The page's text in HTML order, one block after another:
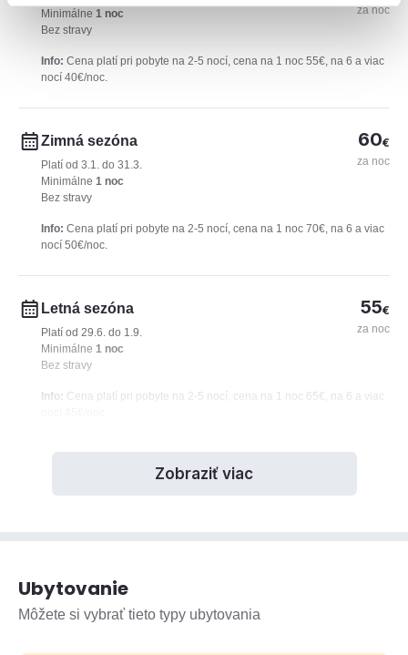
Minimálne 1 noc
Bez stravy
Info: Cena platí pri pobyte na 2-5 nocí, cena na 1 noc 55€, na 6 a viac
nocí 40€/noc.
za noc
Zimná sezóna
Platí od 3.1. do 31.3.
Minimálne 1 noc
Bez stravy
Info: Cena platí pri pobyte na 2-5 nocí, cena na 1 noc 70€, na 6 a viac
nocí 50€/noc.
60€
za noc
Letná sezóna
Platí od 29.6. do 1.9.
Minimálne 1 noc
Bez stravy
Info: Cena platí pri pobyte na 2-5 nocí, cena na 1 noc 65€, na 6 a viac
55€
za noc
Zobraziť viac
Ubytovanie
Môžete si vybrať tieto typy ubytovania